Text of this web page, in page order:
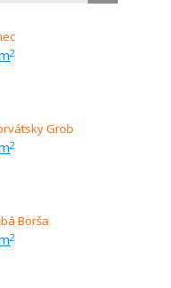
2
2
2